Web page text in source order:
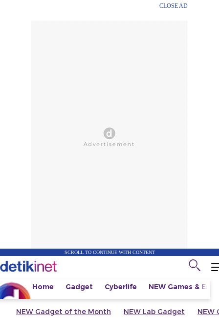
CLOSE AD
SCROLL TO CONTINUE WITH CONTENT
Home Gadget Cyberlife NEW Games &
NEW Gadget of the Month NEW Lab Gadget NEW